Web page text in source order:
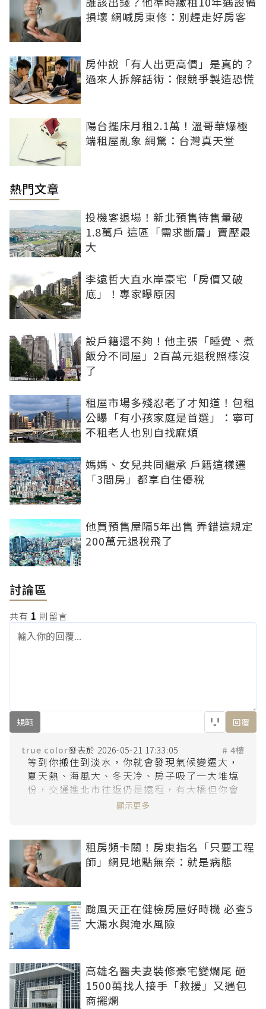
損壞 網喊房東修：別趕走好房客
房仲說「有人出更高價」是真的？
過來人拆解話術：假競爭製造恐慌
陽台擺床月租2.1萬！溫哥華爆極
端租屋亂象 網驚：台灣真天堂
熱門文章
投機客退場！新北預售待售量破
1.8萬戶 這區「需求斷層」賣壓最
大
李遠哲大直水岸豪宅「房價又破
底」！專家曝原因
設戶籍還不夠！他主張「睡覺、煮
飯分不同屋」2百萬元退稅照樣沒
了
租屋市場多殘忍老了才知道！包租
公曝「有小孩家庭是首選」：寧可
不租老人也別自找麻煩
媽媽、女兒共同繼承 戶籍這樣遷
「3間房」都享自住優稅
他買預售屋隔5年出售 弄錯這規定
200萬元退稅飛了
討論區
共有 1 則留言
規範 回覆
true color 2026-05-21 17:33:05 # 4樓
等到你搬住到淡水，你就會發現氣候變遷大，
夏天熱、海風大、冬天冷、房子吸了一大堆塩
份，交通進北市往返仍是遠程，有大橋但你會
走到疲乏。而且住在淡水的人素質低、鄰居
顯示更多
租房頻卡關！房東指名「只要工程
師」網見地點無奈：就是病態
颱風天正在健檢房屋好時機 必查5
大漏水與淹水風險
高雄名醫夫妻裝修豪宅變爛尾 砸
1500萬找人接手「救援」又遇包
商擺爛